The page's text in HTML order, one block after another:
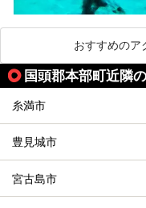
おすすめのア
国頭郡本部町近隣
糸満市
豊見城市
宮古島市